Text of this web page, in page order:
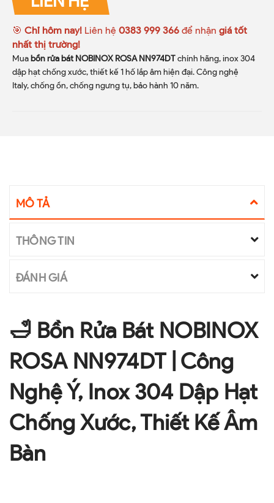
🎯 Chỉ hôm nay! Liên hệ 0383 999 366 để nhận giá tốt
nhất thị trường!
Mua bồn rửa bát NOBINOX ROSA NN974DTchính hãng, inox 304
dập hạt chống xước, thiết kế 1 hố lắp âm hiện đại. Công nghệ
Italy, chống ồn, chống ngưng tụ, bảo hành 10 năm.
MÔ TẢ
THÔNG TIN
ĐÁNH GIÁ
🛁 Bồn Rửa Bát NOBINOX
ROSA NN974DT | Công
Nghệ Ý, Inox 304 Dập Hạt
Chống Xước, Thiết Kế Âm
Bàn